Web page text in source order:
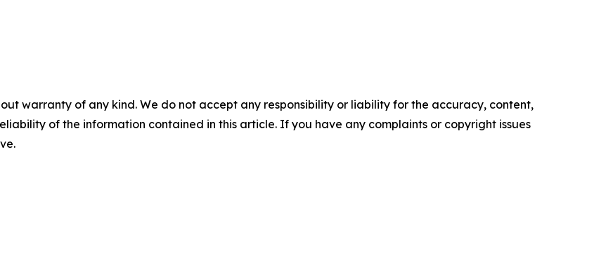
warranty of any kind. We do not accept any responsibility or liability for the accuracy, content,
of the information contained in this article. If you have any complaints or copyright issues